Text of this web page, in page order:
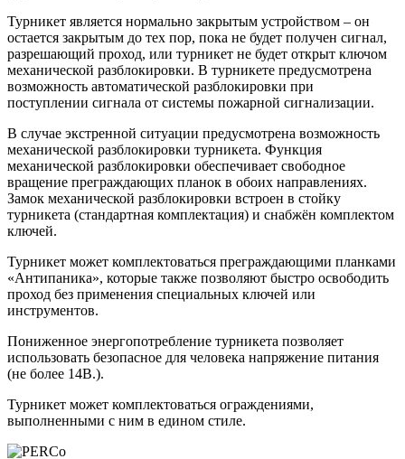
Турникет является нормально закрытым устройством – он
остается закрытым до тех пор, пока не будет получен сигнал,
разрешающий проход, или турникет не будет открыт ключом
механической разблокировки. В турникете предусмотрена
возможность автоматической разблокировки при
поступлении сигнала от системы пожарной сигнализации.
В случае экстренной ситуации предусмотрена возможность
механической разблокировки турникета. Функция
механической разблокировки обеспечивает свободное
вращение преграждающих планок в обоих направлениях.
Замок механической разблокировки встроен в стойку
турникета (стандартная комплектация) и снабжён комплектом
ключей.
Турникет может комплектоваться преграждающими планками
«Антипаника», которые также позволяют быстро освободить
проход без применения специальных ключей или
инструментов.
Пониженное энергопотребление турникета позволяет
использовать безопасное для человека напряжение питания
(не более 14В.).
Турникет может комплектоваться ограждениями,
выполненными с ним в едином стиле.